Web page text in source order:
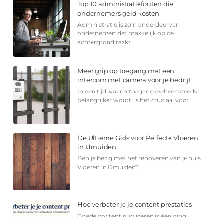
Top 10 administratiefouten die
ondernemers geld kosten
Administratie is zo’n onderdeel van
ondernemen dat makkelijk op de
achtergrond raakt.
Meer grip op toegang met een
intercom met camera voor je bedrijf
In een tijd waarin toegangsbeheer steeds
belangrijker wordt, is het cruciaal voor
De Ultieme Gids voor Perfecte Vloeren
in IJmuiden
Ben je bezig met het renoveren van je huis
Vloeren in IJmuiden?
Hoe verbeter je je content prestaties